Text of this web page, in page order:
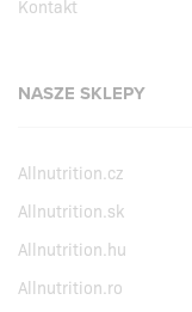
Kontakt
NASZE SKLEPY
Allnutrition.cz
Allnutrition.sk
Allnutrition.hu
Allnutrition.ro